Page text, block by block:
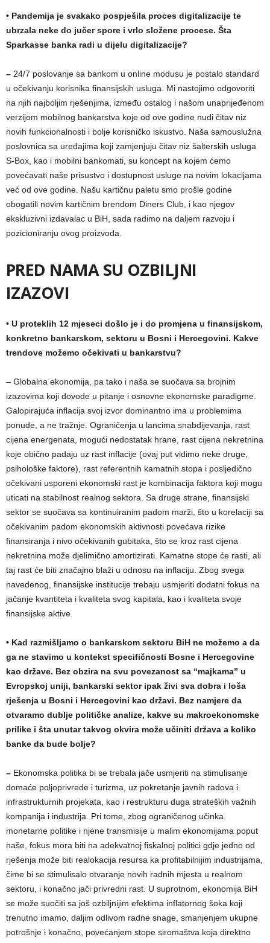
• Pandemija je svakako pospješila proces digitalizacije te
ubrzala neke do jučer spore i vrlo složene procese. Šta
Sparkasse banka radi u dijelu digitalizacije?
– 24/7 poslovanje sa bankom u online modusu je postalo standard
u očekivanju korisnika finansijskih usluga. Mi nastojimo odgovoriti
na njih najboljim rješenjima, između ostalog i našom unaprijeđenom
verzijom mobilnog bankarstva koje od ove godine nudi čitav niz
novih funkcionalnosti i bolje korisničko iskustvo. Naša samouslužna
poslovnica sa uređajima koji zamjenjuju čitav niz šalterskih usluga
S-Box, kao i mobilni bankomati, su koncept na kojem ćemo
povećavati naše prisustvo i dostupnost usluge na novim lokacijama
već od ove godine. Našu kartičnu paletu smo prošle godine
obogatili novim kartičnim brendom Diners Club, i kao njegov
ekskluzivni izdavalac u BiH, sada radimo na daljem razvoju i
pozicioniranju ovog proizvoda.
PRED NAMA SU OZBILJNI
IZAZOVI
• U proteklih 12 mjeseci došlo je i do promjena u finansijskom,
konkretno bankarskom, sektoru u Bosni i Hercegovini. Kakve
trendove možemo očekivati u bankarstvu?
– Globalna ekonomija, pa tako i naša se suočava sa brojnim
izazovima koji dovode u pitanje i osnovne ekonomske paradigme.
Galopirajuća inflacija svoj izvor dominantno ima u problemima
ponude, a ne tražnje. Ograničenja u lancima snabdijevanja, rast
cijena energenata, mogući nedostatak hrane, rast cijena nekretnina
koje obično padaju uz rast inflacije (ovaj put vidimo neke druge,
psihološke faktore), rast referentnih kamatnih stopa i posljedično
očekivani usporeni ekonomski rast je kombinacija faktora koji mogu
uticati na stabilnost realnog sektora. Sa druge strane, finansijski
sektor se suočava sa kontinuiranim padom marži, što u korelaciji sa
očekivanim padom ekonomskih aktivnosti povećava rizike
finansiranja i nivo očekivanih gubitaka, što se kroz rast cijena
nekretnina može djelimično amortizirati. Kamatne stope će rasti, ali
taj rast će biti značajno blaži u odnosu na inflaciju. Zbog svega
navedenog, finansijske institucije trebaju usmjeriti dodatni fokus na
jačanje kvantiteta i kvaliteta svog kapitala, kao i kvaliteta svoje
finansijske aktive.
• Kad razmišljamo o bankarskom sektoru BiH ne možemo a da
ga ne stavimo u kontekst specifičnosti Bosne i Hercegovine
kao države. Bez obzira na svu povezanost sa “majkama” u
Evropskoj uniji, bankarski sektor ipak živi sva dobra i loša
rješenja u Bosni i Hercegovini kao državi. Bez namjere da
otvaramo dublje političke analize, kakve su makroekonomske
prilike i šta unutar takvog okvira može učiniti država a koliko
banke da bude bolje?
– Ekonomska politika bi se trebala jače usmjeriti na stimulisanje
domaće poljoprivrede i turizma, uz pokretanje javnih radova i
infrastrukturnih projekata, kao i restrukturu duga strateških važnih
kompanija i industrija. Pri tome, zbog ograničenog učinka
monetarne politike i njene transmisije u malim ekonomijama poput
naše, fokus mora biti na adekvatnoj fiskalnoj politici gdje jedno od
rješenja može biti realokacija resursa ka profitabilnijim industrijama,
čime bi se stimulisalo otvaranje novih radnih mjesta u realnom
sektoru, i konačno jači privredni rast. U suprotnom, ekonomija BiH
se može suočiti sa još ozbiljnijim efektima inflatornog šoka koji
trenutno imamo, daljim odlivom radne snage, smanjenjem ukupne
potrošnje i konačno, povećanjem stope siromaštva koja direktno